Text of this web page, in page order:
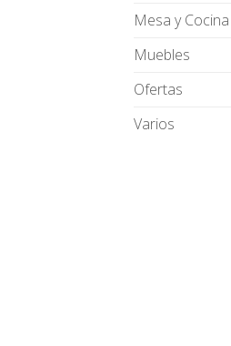
Mesa y Cocina
Muebles
Ofertas
Varios